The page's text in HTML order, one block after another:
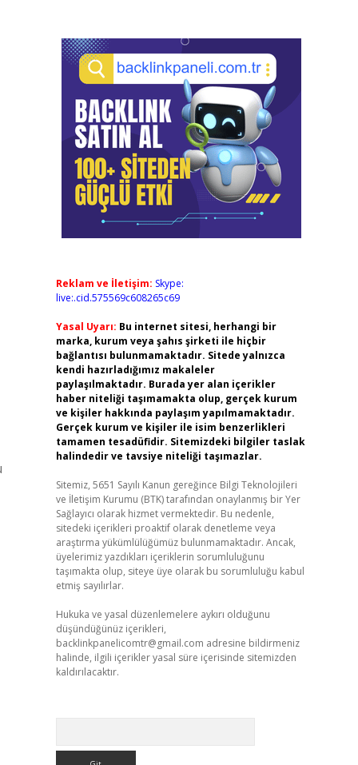
Reklam ve İletişim: Skype:
live:.cid.575569c608265c69
Yasal Uyarı: Bu internet sitesi, herhangi bir
marka, kurum veya şahıs şirketi ile hiçbir
bağlantısı bulunmamaktadır. Sitede yalnızca
kendi hazırladığımız makaleler
paylaşılmaktadır. Burada yer alan içerikler
haber niteliği taşımamakta olup, gerçek kurum
ve kişiler hakkında paylaşım yapılmamaktadır.
Gerçek kurum ve kişiler ile isim benzerlikleri
tamamen tesadüfidir. Sitemizdeki bilgiler taslak
halindedir ve tavsiye niteliği taşımazlar.
Sitemiz, 5651 Sayılı Kanun gereğince Bilgi Teknolojileri
ve İletişim Kurumu (BTK) tarafından onaylanmış bir Yer
Sağlayıcı olarak hizmet vermektedir. Bu nedenle,
sitedeki içerikleri proaktif olarak denetleme veya
araştırma yükümlülüğümüz bulunmamaktadır. Ancak,
üyelerimiz yazdıkları içeriklerin sorumluluğunu
taşımakta olup, siteye üye olarak bu sorumluluğu kabul
etmiş sayılırlar.
Hukuka ve yasal düzenlemelere aykırı olduğunu
düşündüğünüz içerikleri,
backlinkpanelicomtr@gmail.com adresine bildirmeniz
halinde, ilgili içerikler yasal süre içerisinde sitemizden
kaldırılacaktır.